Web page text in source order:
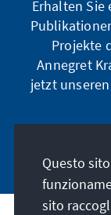
Erhalten Sie
Projekte
Annegret
jetzt
Questo
sito